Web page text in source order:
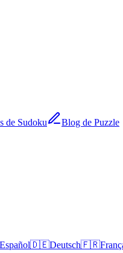
de Sudoku
Blog de Puzzle
Español🇩🇪Deutsch🇫🇷